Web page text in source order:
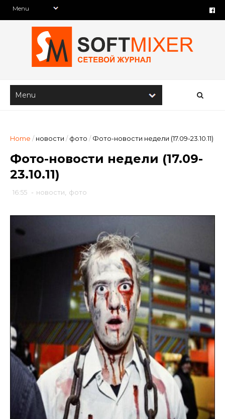
Home / новости / фото / Фото-новости недели (17.09-23.10.11)
Фото-новости недели (17.09-
23.10.11)
16:55 - новости фото